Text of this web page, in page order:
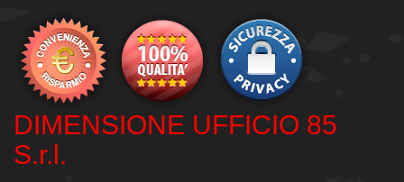
DIMENSIONE UFFICIO 85
S.r.l.